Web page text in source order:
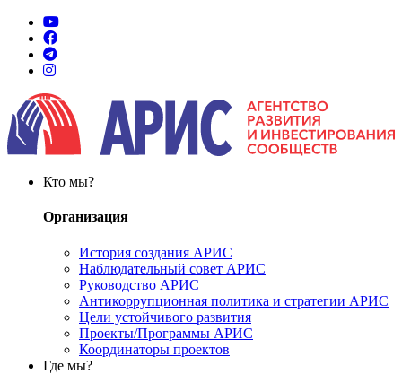
Кто мы?
Организация
История создания АРИС
Наблюдательный совет АРИС
Руководство АРИС
Антикоррупционная политика и стратегии АРИС
Цели устойчивого развития
Проекты/Программы АРИС
Координаторы проектов
Где мы?